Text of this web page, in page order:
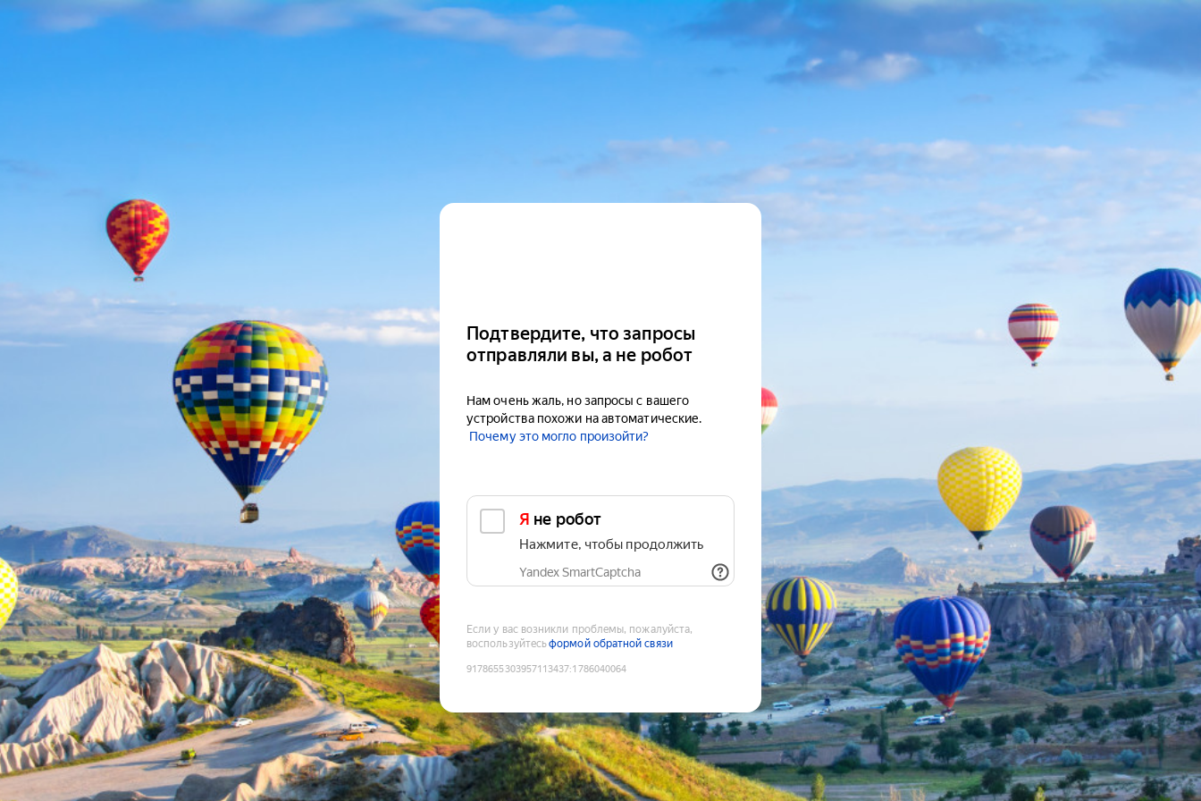
Подтвердите, что запросы
отправляли вы, а не робот
Нам очень жаль, но запросы с вашего
устройства похожи на автоматические.
Почему это могло произойти?
Я не робот
Нажмите, чтобы продолжить
Yandex SmartCaptcha
Если у вас возникли проблемы, пожалуйста,
воспользуйтесьформой обратной связи
9178655303957113437:1786040064